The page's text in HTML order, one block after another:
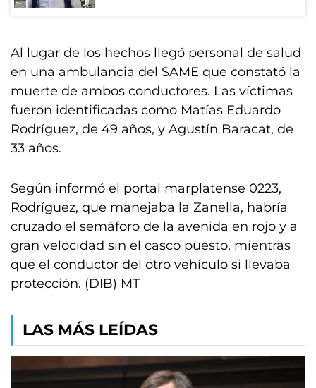
Al lugar de los hechos llegó personal de salud
en una ambulancia del SAME que constató la
muerte de ambos conductores. Las víctimas
fueron identificadas como Matías Eduardo
Rodríguez, de 49 años, y Agustín Baracat, de
33 años.
Según informó el portal marplatense 0223,
Rodríguez, que manejaba la Zanella, habría
cruzado el semáforo de la avenida en rojo y a
gran velocidad sin el casco puesto, mientras
que el conductor del otro vehículo si llevaba
protección. (DIB) MT
LAS MÁS LEÍDAS